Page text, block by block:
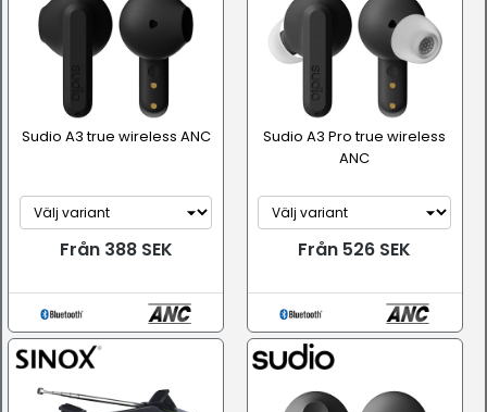
Sudio A3 true wireless ANC
Från 388 SEK
Sudio A3 Pro true wireless
ANC
Från 526 SEK